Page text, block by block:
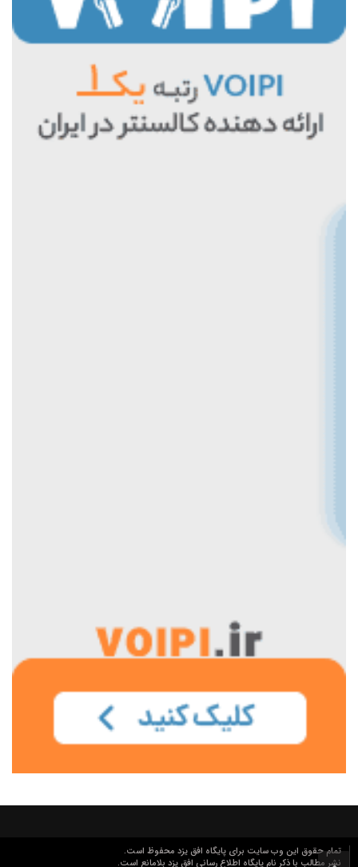
تمام حقوق این وب سایت برای پایگاه افق یزد محفوظ است.
نشر مطالب با ذکر نام پایگاه اطلاع رسانی افق یزد بلامانع است.